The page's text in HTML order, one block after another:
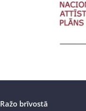
Ražo brīvostā